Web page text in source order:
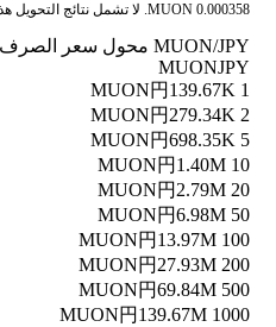
0.000358 MUON. لا تشمل نتائج التحويل هذه رسوم المنصة أو رسوم التعدين.
MUON/JPY محول سعر الصرف
MUONJPY
1 MUON
円139.67K
2 MUON
円279.34K
5 MUON
円698.35K
10 MUON
円1.40M
20 MUON
円2.79M
50 MUON
円6.98M
100 MUON
円13.97M
200 MUON
円27.93M
500 MUON
円69.84M
1000 MUON
円139.67M